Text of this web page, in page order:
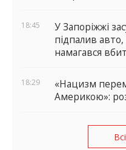
18:45
У Запоріжжі
підпалив
намагався
18:29
«Нацизм
Америкою»: